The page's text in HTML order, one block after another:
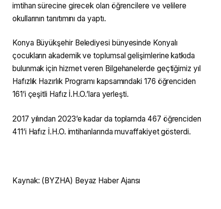
imtihan sürecine girecek olan öğrencilere ve velilere
okullarının tanıtımını da yaptı.
Konya Büyükşehir Belediyesi bünyesinde Konyalı
çocukların akademik ve toplumsal gelişimlerine katkıda
bulunmak için hizmet veren Bilgehanelerde geçtiğimiz yıl
Hafızlık Hazırlık Programı kapsamındaki 176 öğrenciden
161’i çeşitli Hafız İ.H.O.’lara yerleşti.
2017 yılından 2023’e kadar da toplamda 467 öğrenciden
411’i Hafız İ.H.O. imtihanlarında muvaffakiyet gösterdi.
Kaynak: (BYZHA) Beyaz Haber Ajansı